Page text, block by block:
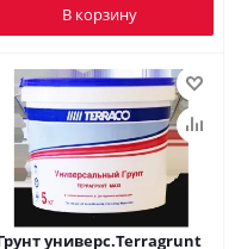
В корзину
универс.Terragrunt